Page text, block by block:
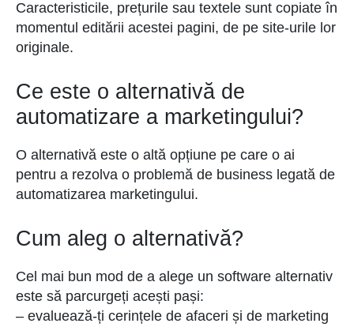
Caracteristicile, prețurile sau textele sunt copiate în
momentul editării acestei pagini, de pe site-urile lor
originale.
Ce este o alternativă de
automatizare a marketingului?
O alternativă este o altă opțiune pe care o ai
pentru a rezolva o problemă de business legată de
automatizarea marketingului.
Cum aleg o alternativă?
Cel mai bun mod de a alege un software alternativ
este să parcurgeți acești pași:
– evaluează-ți cerințele de afaceri și de marketing